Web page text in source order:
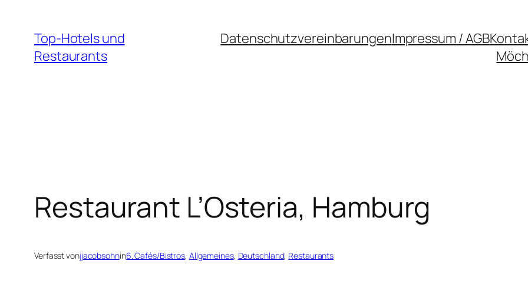
Inhalt
springen
Top-Hotels und
Restaurants
DatenschutzvereinbarungenImpressum / AGB
Restaurant L’Osteria, Hamburg
Verfasst vonjjacobsohnin6. Cafés/Bistros, Allgemeines, Deutschland, Restaurants